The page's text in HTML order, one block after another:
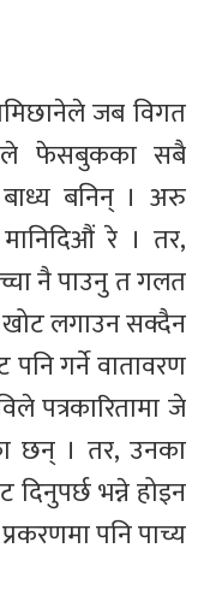
जब विगत
फेसबुकका सबै
बाध्य बनिन् । अरु
रे । तर,
नै पाउनु त गलत
खोट लगाउन सक्दैन
गर्ने वातावरण
पत्रकारितामा जे
छन् । तर, उनका
भन्ने होइन
पनि पाच्य